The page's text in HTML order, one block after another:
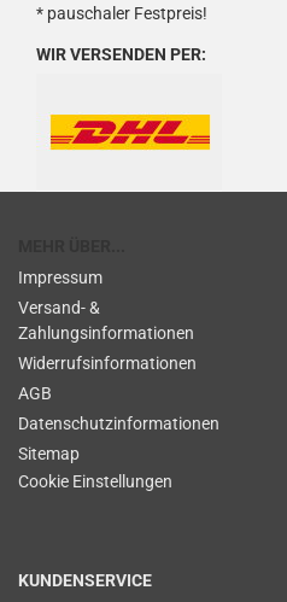
* pauschaler Festpreis!
WIR VERSENDEN PER:
Impressum
Versand- &
Zahlungsinformationen
Widerrufsinformationen
AGB
Datenschutzinformationen
Sitemap
Cookie Einstellungen
KUNDENSERVICE